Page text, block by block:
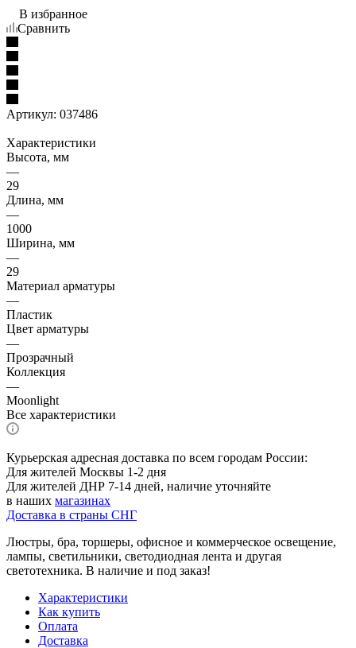
В избранное
Сравнить
Артикул: 037486
Характеристики
Высота, мм
—
29
Длина, мм
—
1000
Ширина, мм
—
29
Материал арматуры
—
Пластик
Цвет арматуры
—
Прозрачный
Коллекция
—
Moonlight
Все характеристики
Курьерская адресная доставка по всем городам России:
Для жителей Москвы 1-2 дня
Для жителей ДНР 7-14 дней, наличие уточняйте
в наших магазинах
Доставка в страны СНГ
Люстры, бра, торшеры, офисное и коммерческое освещение,
лампы, светильники, светодиодная лента и другая
светотехника. В наличие и под заказ!
Характеристики
Как купить
Оплата
Доставка